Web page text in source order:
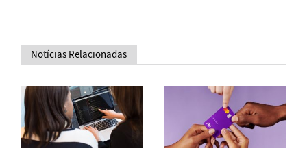
Notícias Relacionadas